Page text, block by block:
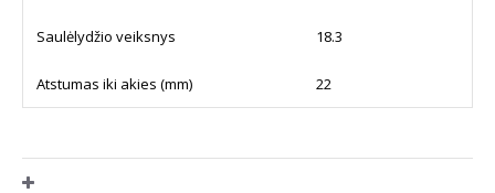
Saulėlydžio veiksnys 18.3
Atstumas iki akies (mm) 22